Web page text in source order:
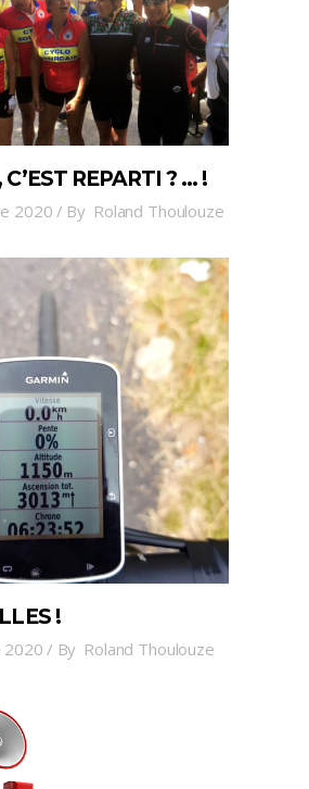
C’EST REPARTI ? … !
2020 By Roland Thoulouze
!
2020 By Roland Thoulouze